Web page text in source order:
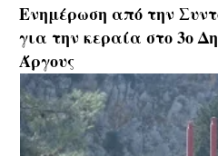
Ενημέρωση από την
για την κεραία στο 3ο
Άργους